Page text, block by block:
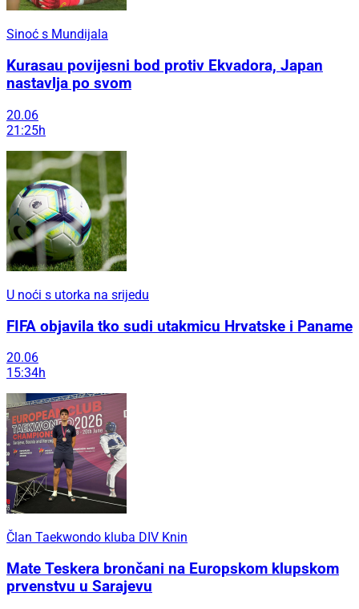
Sinoć s Mundijala
Kurasau povijesni bod protiv Ekvadora, Japan
nastavlja po svom
20.06
21:25h
U noći s utorka na srijedu
FIFA objavila tko sudi utakmicu Hrvatske i Paname
20.06
15:34h
Član Taekwondo kluba DIV Knin
Mate Teskera brončani na Europskom klupskom
prvenstvu u Sarajevu